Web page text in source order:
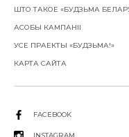
ШТО ТАКОЕ «БУДЗЬМА
АСОБЫ КАМПАНІІ
УСЕ ПРАЕКТЫ «БУДЗЬМА!»
КАРТА САЙТА
FACEBOOK
INSTAGRAM